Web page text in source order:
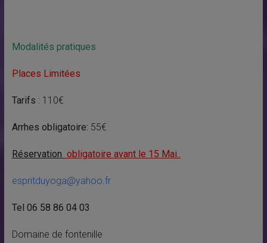
Modalités pratiques
Places Limitées
Tarifs : 110€
Arrhes obligatoire: 55€
Réservation obligatoire avant le 15 Mai..
espritduyoga@yahoo.fr
Tel 06 58 86 04 03
Domaine de fontenille